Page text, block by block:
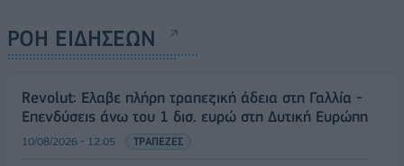
ΡΟΗ ΕΙΔΗΣΕΩΝ
Revolut: Ελαβε πλήρη τραπεζική άδεια στη Γαλλία -
Επενδύσεις άνω του 1 δισ. ευρώ στη Δυτική Ευρώπη
10/08/2026 - 12:05 ΤΡΑΠΕΖΕΣ